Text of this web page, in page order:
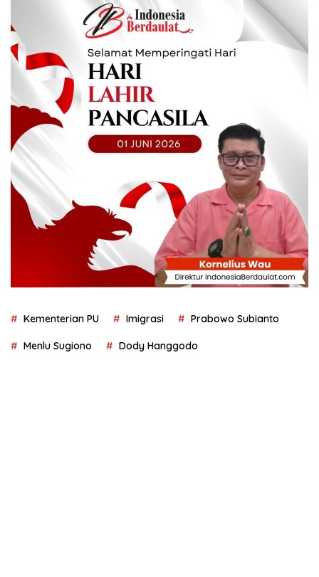
Kementerian PU Imigrasi Prabowo Subianto
Menlu Sugiono Dody Hanggodo